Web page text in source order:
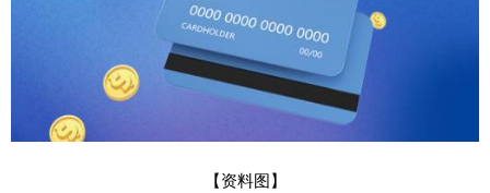
【资料图】